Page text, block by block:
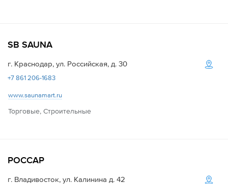
SB SAUNA
г. Краснодар, ул. Российская, д. 30
+7 861 206-1683
www.saunamart.ru
Торговые, Строительные
РОССАР
г. Владивосток, ул. Калинина д. 42